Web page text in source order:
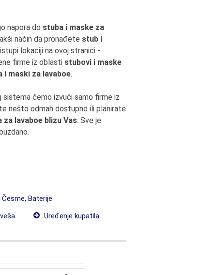
napora do stuba i maske za
način da pronađete stub i
lokaciji na ovoj stranici -
firme iz oblasti stubovi i maske
i maski za lavaboe.
sistema ćemo izvući samo firme iz
nešto odmah dostupno ili planirate
lavaboe blizu Vas. Sve je
Česme, Baterije
Uređenje kupatila